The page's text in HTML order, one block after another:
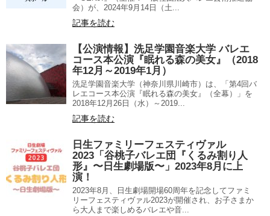
会）が、2024年9月14日（土...
記事を読む
【公演情報】洗足学園音楽大学 バレエ
コース本公演『眠れる森の美女』（2018
年12月～2019年1月）
洗足学園音楽大学（神奈川県川崎市）は、「第4回バ
レエコース本公演『眠れる森の美女』（全幕）」を
2018年12月26日（水）～2019...
記事を読む
日生ファミリーフェスティヴァル
2023「谷桃子バレエ団『くるみ割り人
形』〜日生劇場版〜」2023年8月に上
演！
2023年8月、日生劇場開場60周年を記念してファミ
リーフェスティヴァル2023が開催され、お子さまか
ら大人まで楽しめるバレエや音...